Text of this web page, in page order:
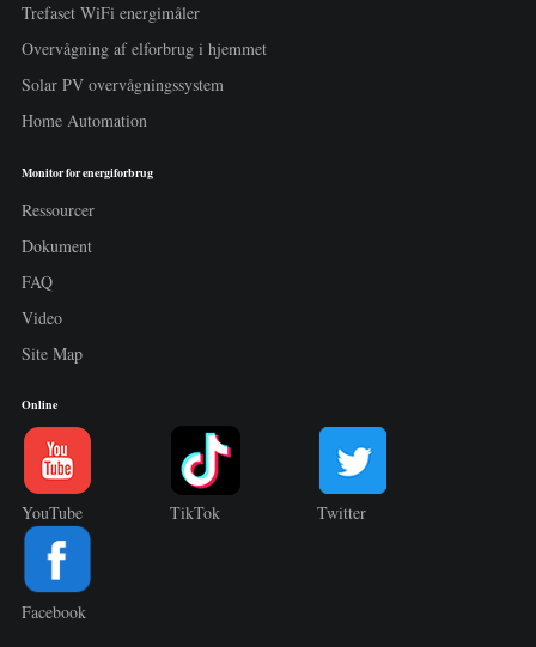
Trefaset WiFi energimåler
Overvågning af elforbrug i hjemmet
Solar PV overvågningssystem
Home Automation
Monitor for energiforbrug
Ressourcer
Dokument
FAQ
Video
Site Map
Online
YouTube TikTok Twitter
Facebook